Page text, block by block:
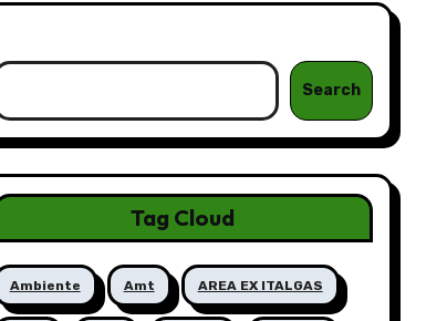
Search
Tag Cloud
Ambiente Amt AREA EX ITALGAS